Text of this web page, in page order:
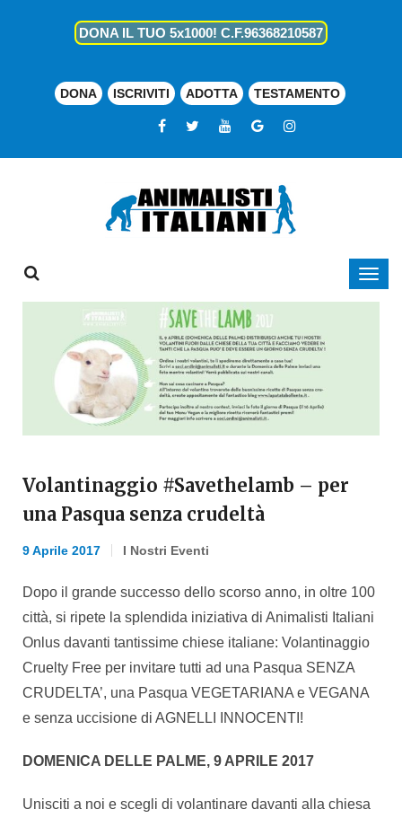
DONA IL TUO 5x1000! C.F.96368210587
DONA ISCRIVITI ADOTTA TESTAMENTO
Volantinaggio #Savethelamb – per
una Pasqua senza crudeltà
9 Aprile 2017 I Nostri Eventi
Dopo il grande successo dello scorso anno, in oltre 100
città, si ripete la splendida iniziativa di Animalisti Italiani
Onlus davanti tantissime chiese italiane: Volantinaggio
Cruelty Free per invitare tutti ad una Pasqua SENZA
CRUDELTA’, una Pasqua VEGETARIANA e VEGANA
e senza uccisione di AGNELLI INNOCENTI!
DOMENICA DELLE PALME, 9 APRILE 2017
Unisciti a noi e scegli di volantinare davanti alla chiesa